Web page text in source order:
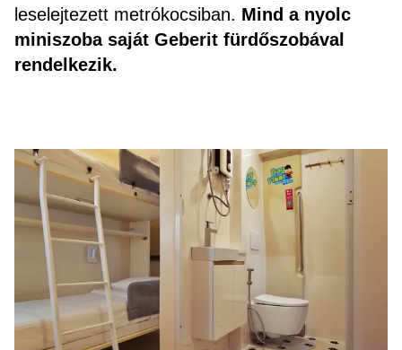
leselejtezett metrókocsiban. Mind a nyolc
miniszoba saját Geberit fürdőszobával
rendelkezik.